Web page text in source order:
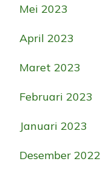
Mei 2023
April 2023
Maret 2023
Februari 2023
Januari 2023
Desember 2022